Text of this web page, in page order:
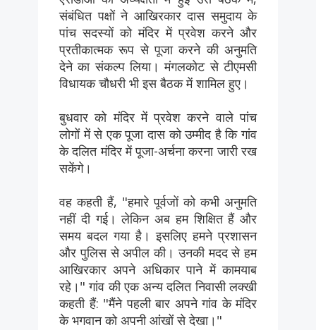
संबंधित पक्षों ने आखिरकार दास समुदाय के
पांच सदस्यों को मंदिर में प्रवेश करने और
प्रतीकात्मक रूप से पूजा करने की अनुमति
देने का संकल्प लिया। मंगलकोट से टीएमसी
विधायक चौधरी भी इस बैठक में शामिल हुए।
बुधवार को मंदिर में प्रवेश करने वाले पांच
लोगों में से एक पूजा दास को उम्मीद है कि गांव
के दलित मंदिर में पूजा-अर्चना करना जारी रख
सकेंगे।
वह कहती हैं, "हमारे पूर्वजों को कभी अनुमति
नहीं दी गई। लेकिन अब हम शिक्षित हैं और
समय बदल गया है। इसलिए हमने प्रशासन
और पुलिस से अपील की। उनकी मदद से हम
आखिरकार अपने अधिकार पाने में कामयाब
रहे।" गांव की एक अन्य दलित निवासी लक्खी
कहती हैं: "मैंने पहली बार अपने गांव के मंदिर
के भगवान को अपनी आंखों से देखा।"